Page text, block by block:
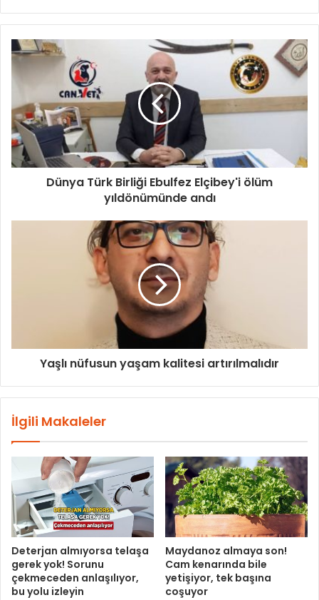
Dünya Türk Birliği Ebulfez Elçibey'i ölüm
yıldönümünde andı
Yaşlı nüfusun yaşam kalitesi artırılmalıdır
İlgili Makaleler
Deterjan almıyorsa telaşa
gerek yok! Sorunu
çekmeceden anlaşılıyor,
bu yolu izleyin
Maydanoz almaya son!
Cam kenarında bile
yetişiyor, tek başına
coşuyor